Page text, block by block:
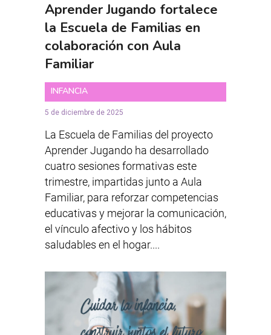
Aprender Jugando fortalece
la Escuela de Familias en
colaboración con Aula
Familiar
INFANCIA
5 de diciembre de 2025
La Escuela de Familias del proyecto
Aprender Jugando ha desarrollado
cuatro sesiones formativas este
trimestre, impartidas junto a Aula
Familiar, para reforzar competencias
educativas y mejorar la comunicación,
el vínculo afectivo y los hábitos
saludables en el hogar....